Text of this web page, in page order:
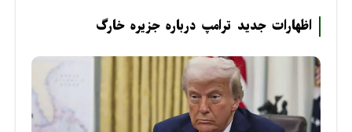
اظهارات جدید ترامپ درباره جزیره خارگ